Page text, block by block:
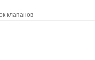
клапанов